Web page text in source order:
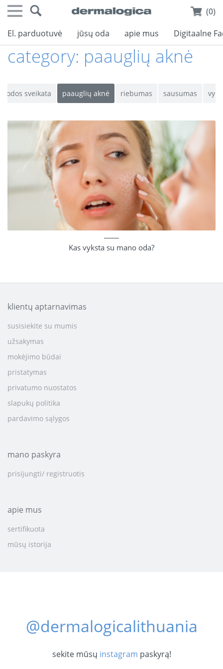
(0)
El. parduotuvė jūsų oda apie mus Digitaalne
category: paauglių aknė
odos sveikata paauglių aknė riebumas sausumas
Kas vyksta su mano oda?
klientų aptarnavimas
susisiekite su mumis
užsakymas
mokėjimo būdai
pristatymas
privatumo nuostatos
slapukų politika
pardavimo sąlygos
mano paskyra
prisijungti/ registruotis
apie mus
sertifikuota
mūsų istorija
@dermalogicalithuania
sekite mūsų instagram paskyrą!